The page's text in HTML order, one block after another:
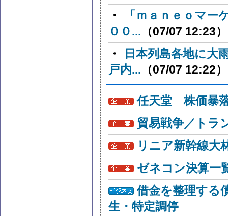
・
「ｍａｎｅｏマ
００... （07/07 12:23）
・
日本列島各地に大
戸内... （07/07 12:22）
任天堂 株価暴
貿易戦争／トラ
リニア新幹線大
ゼネコン決算一
借金を整理する
生・特定調停